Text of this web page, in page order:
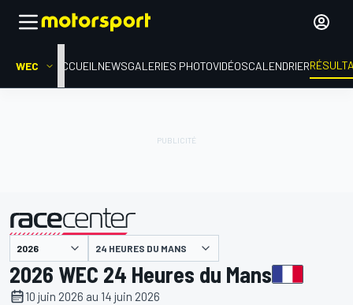
WEC ACCUEIL NEWSGALERIES PHOTOVIDÉOSCALENDRIER
présenté par 24 HEURES DU MANS
2026 WEC 24 Heures du Mans
10 juin 2026 au 14 juin 2026